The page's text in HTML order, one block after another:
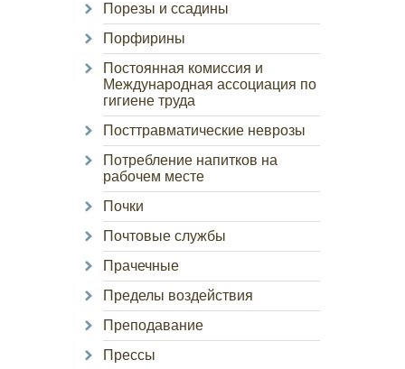
Порезы и ссадины
Порфирины
Постоянная комиссия и
Международная ассоциация по
гигиене труда
Посттравматические неврозы
Потребление напитков на
рабочем месте
Почки
Почтовые службы
Прачечные
Пределы воздействия
Преподавание
Прессы